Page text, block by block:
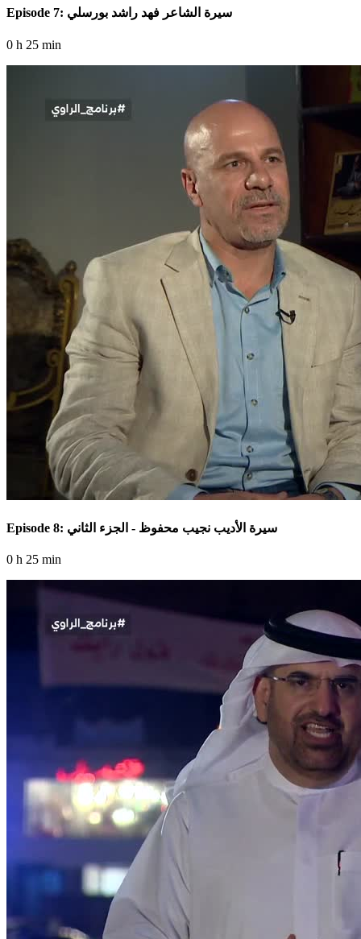
Episode 7: سيرة الشاعر فهد راشد بورسلي
0 h 25 min
Episode 8: سيرة الأديب نجيب محفوظ - الجزء الثاني
0 h 25 min